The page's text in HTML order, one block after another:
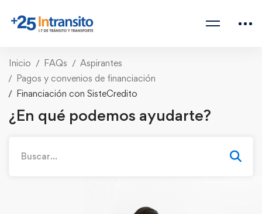
Inicio FAQs
Aspirantes
Pagos y convenios de financiación
Financiación con SisteCredito
¿En qué podemos ayudarte?